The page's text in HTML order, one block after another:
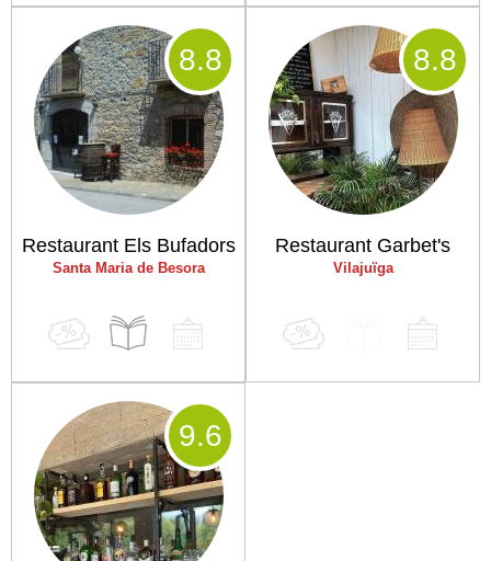
Restaurant Els Bufadors
Santa Maria de Besora
8.8
Restaurant Garbet's
Vilajuïga
8.8
9.6